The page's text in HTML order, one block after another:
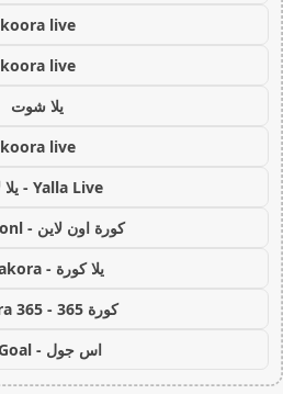
koora live
koora live
يلا شوت
koora live
Yalla Live - يلا لايف
كورة اون لاين - koora onl
يلا كورة - yallakora
كورة 365 - kooora 365
اس جول - AS Goal